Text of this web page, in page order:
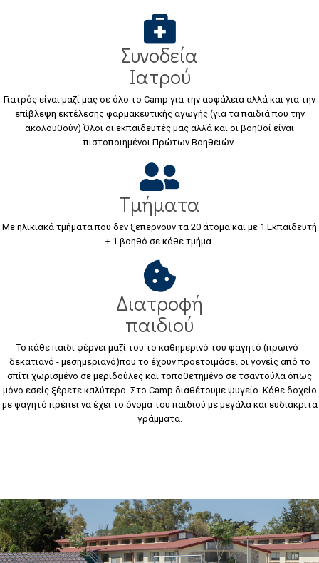
Συνοδεία
Ιατρού
Γιατρός είναι μαζί μας σε όλο το Camp για την ασφάλεια αλλά και για την
επίβλεψη εκτέλεσης φαρμακευτικής αγωγής (για τα παιδιά που την
ακολουθούν) Όλοι οι εκπαιδευτές μας αλλά και οι βοηθοί είναι
πιστοποιημένοι Πρώτων Βοηθειών.
Τμήματα
Με ηλικιακά τμήματα που δεν ξεπερνούν τα 20 άτομα και με 1 Εκπαιδευτή
+ 1 βοηθό σε κάθε τμήμα.
Διατροφή
παιδιού
Το κάθε παιδί φέρνει μαζί του το καθημερινό του φαγητό (πρωινό -
δεκατιανό - μεσημεριανό)που το έχουν προετοιμάσει οι γονείς από το
σπίτι χωρισμένο σε μεριδούλες και τοποθετημένο σε τσαντούλα όπως
μόνο εσείς ξέρετε καλύτερα. Στο Camp διαθέτουμε ψυγείο. Κάθε δοχείο
με φαγητό πρέπει να έχει το όνομα του παιδιού με μεγάλα και ευδιάκριτα
γράμματα.